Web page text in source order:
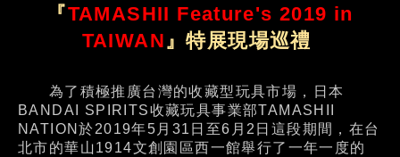
『TAMASHII Feature's 2019 in
TAIWAN』特展現場巡禮
為了積極推廣台灣的收藏型玩具市場，日本
BANDAI SPIRITS收藏玩具事業部TAMASHII
NATION於2019年5月31日至6月2日這段期間，在台
北市的華山1914文創園區西一館舉行了一年一度的